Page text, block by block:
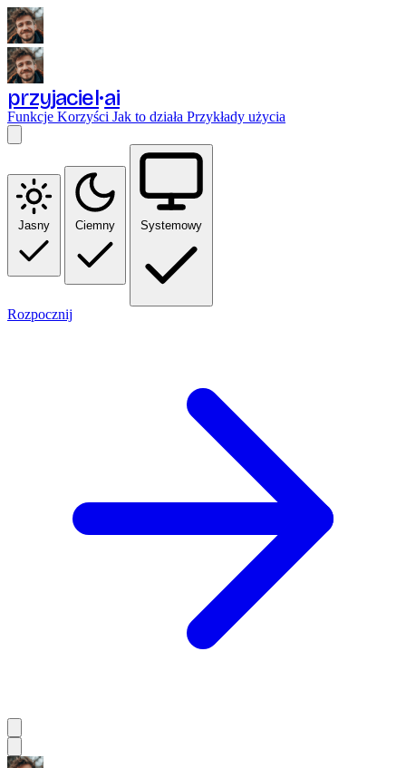
przyjaciel ai
Funkcje Korzyści Jak to działa Przykłady użycia
Jasny Ciemny Systemowy
Rozpocznij